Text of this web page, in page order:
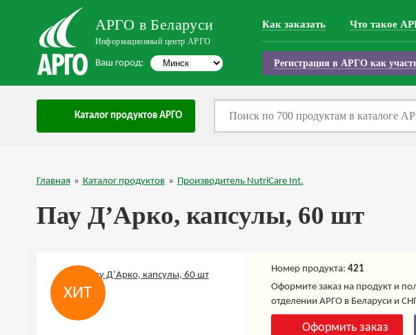
АРГО в Беларуси
Информационный центр АРГО
Ваш город:
Как заказать Что такое
Регистрация в АРГО как
Каталог продуктов АРГО
Главная » Каталог продуктов » Производитель NutriCare Int.
Пау Д’Арко, капсулы, 60 шт
ХИТ
Номер продукта:421
Оформите заказ на продукт и
отделении АРГО в Беларуси и
Оформить заказ